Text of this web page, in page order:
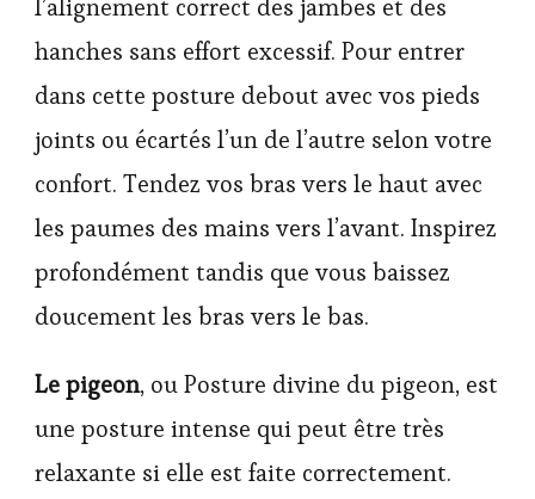
l’alignement correct des jambes et des
hanches sans effort excessif. Pour entrer
dans cette posture debout avec vos pieds
joints ou écartés l’un de l’autre selon votre
confort. Tendez vos bras vers le haut avec
les paumes des mains vers l’avant. Inspirez
profondément tandis que vous baissez
doucement les bras vers le bas.
Le pigeon, ou Posture divine du pigeon, est
une posture intense qui peut être très
relaxante si elle est faite correctement.